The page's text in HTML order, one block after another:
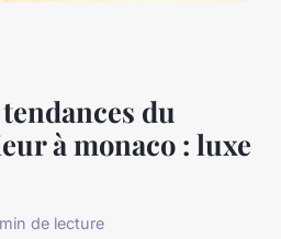
du
à monaco : luxe
de lecture